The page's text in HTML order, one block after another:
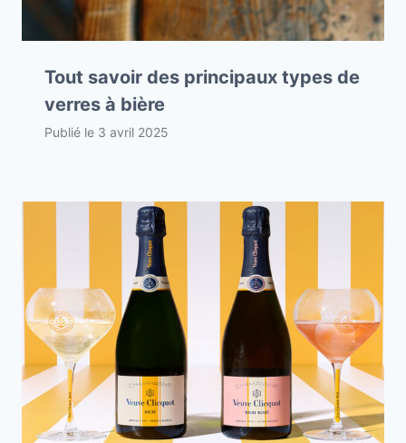
Tout savoir des principaux types de
verres à bière
Publié le 3 avril 2025